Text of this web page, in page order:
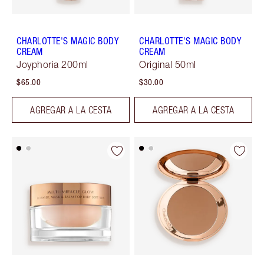
CHARLOTTE'S MAGIC BODY
CREAM
Joyphoria 200ml
$65.00
AGREGAR A LA CESTA
CHARLOTTE'S MAGIC BODY
CREAM
Original 50ml
$30.00
AGREGAR A LA CESTA